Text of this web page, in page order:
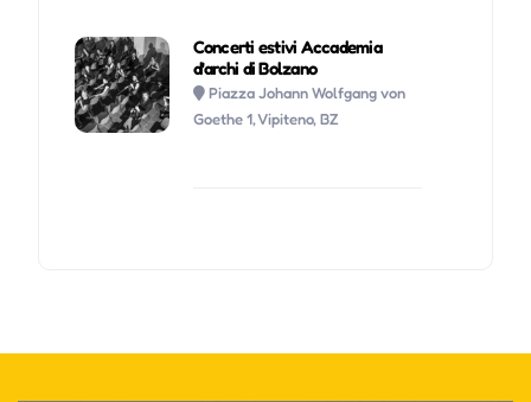
Concerti estivi Accademia
d'archi di Bolzano
Piazza Johann Wolfgang von
Goethe 1, Vipiteno, BZ